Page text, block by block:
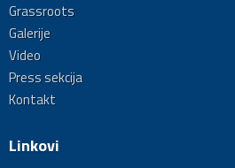
Grassroots
Galerije
Video
Press sekcija
Kontakt
Linkovi